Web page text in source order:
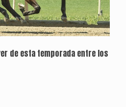
de esta temporada entre los